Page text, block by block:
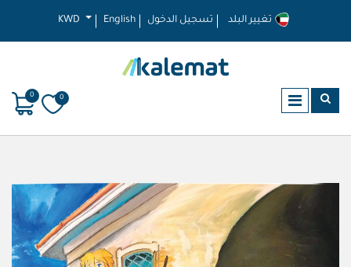
KWD English تسجيل الدخول
0
0